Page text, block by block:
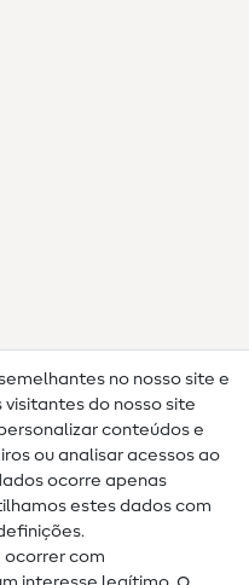
no nosso site e
do nosso site
conteúdos e
ou analisar acessos ao
ocorre apenas
estes dados com
ocorrer com